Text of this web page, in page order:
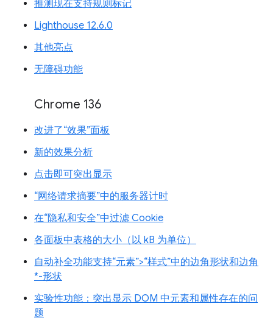
推测现在支持规则标记
Lighthouse 12.6.0
其他亮点
无障碍功能
Chrome 136
改进了“效果”面板
新的效果分析
点击即可突出显示
“网络请求摘要”中的服务器计时
在“隐私和安全”中过滤 Cookie
各面板中表格的大小（以 kB 为单位）
自动补全功能支持“元素”>“样式”中的边角形状和边角
*-形状
实验性功能：突出显示 DOM 中元素和属性存在的问
题